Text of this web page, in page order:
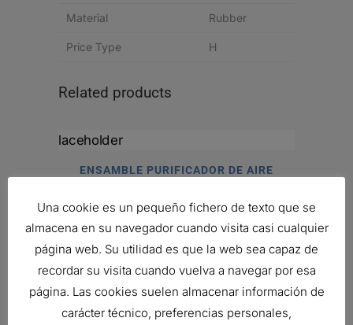
Material Rubber
Price Type H
Related products
ENSAMBLE PURIFICADOR DE AIRE
FILTRO DE AIRE, DESECHABLE
188,36€
Ref:P528722
Una cookie es un pequeño fichero de texto que se
almacena en su navegador cuando visita casi cualquier
página web. Su utilidad es que la web sea capaz de
recordar su visita cuando vuelva a navegar por esa
página. Las cookies suelen almacenar información de
carácter técnico, preferencias personales,